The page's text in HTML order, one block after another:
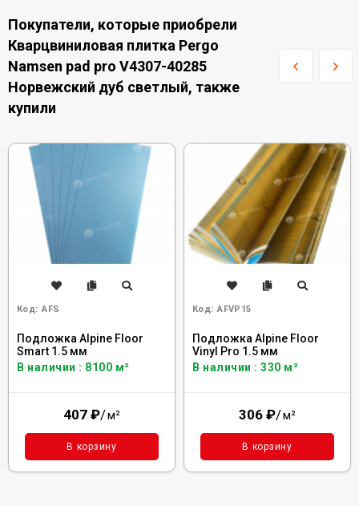
Покупатели, которые приобрели
Кварцвиниловая плитка Pergo
Namsen pad pro V4307-40285
Норвежский дуб светлый, также
купили
Код: AFS
Подложка Alpine Floor
Smart 1.5 мм
В наличии : 8100 м²
407 ₽/м²
В корзину
Код: AFVP15
Подложка Alpine Floor
Vinyl Pro 1.5 мм
В наличии : 330 м²
306 ₽/м²
В корзину